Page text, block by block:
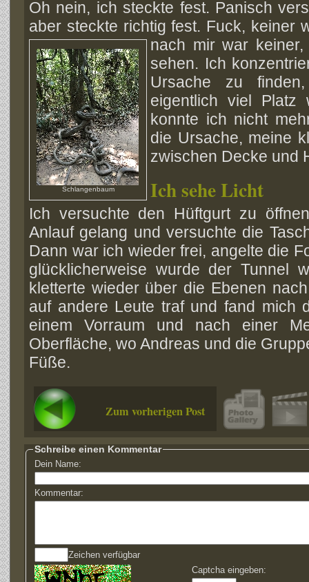
Oh nein, ich steckte fest. Panisch
aber steckte richtig fest. Fuck, keiner
nach mir war
Schlangenbaum
sehen. Ich
Ursache zu
eigentlich viel Platz
konnte ich nicht
die Ursache, meine
zwischen Decke und
Ich sehe Licht
Ich versuchte den Hüftgurt zu
Anlauf gelang und versuchte die
Dann war ich wieder frei, angelte die
glücklicherweise wurde der Tunnel
kletterte wieder über die Ebenen
auf andere Leute traf und fand mich
einem Vorraum und nach einer
Oberfläche, wo Andreas und die
Füße.
Zum vorherigen Post
Schreibe einen Kommentar
Dein Name:
Kommentar:
Zeichen verfügbar
Captcha eingeben: